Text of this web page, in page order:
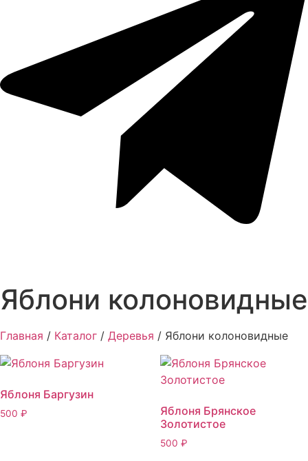
Яблони колоновидные
Главная / Каталог / Деревья / Яблони колоновидные
Яблоня Баргузин
500 ₽
Яблоня Брянское
Золотистое
500 ₽